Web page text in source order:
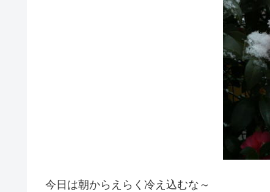
今日は朝からえらく冷え込むな～